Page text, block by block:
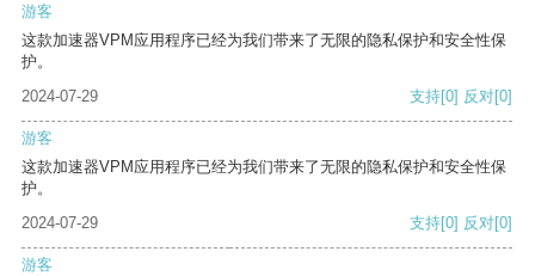
游客
这款加速器VPM应用程序已经为我们带来了无限的隐私保护和安全性保
护。
2024-07-29
支持[0] 反对[0]
游客
这款加速器VPM应用程序已经为我们带来了无限的隐私保护和安全性保
护。
2024-07-29
支持[0] 反对[0]
游客